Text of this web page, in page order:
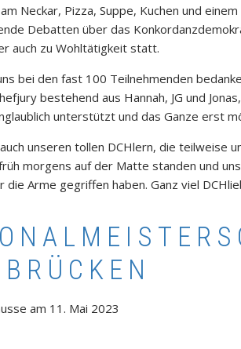
Neckar, Pizza, Suppe, Kuchen und
Debatten über das
auch zu Wohltätigkeit statt.
bei den fast 100 Teilnehmenden
bestehend aus Hannah, JG und
unterstützt und das Ganze erst
unseren tollen DCHlern, die teilweise
morgens auf der Matte standen und
die Arme gegriffen haben. Ganz viel
am 11. Mai 2023